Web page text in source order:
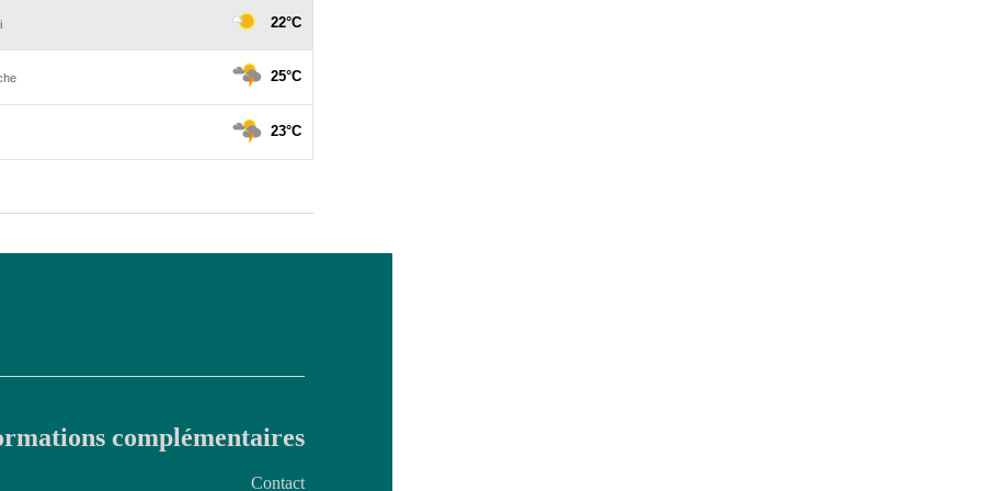
complémentaires
Contact